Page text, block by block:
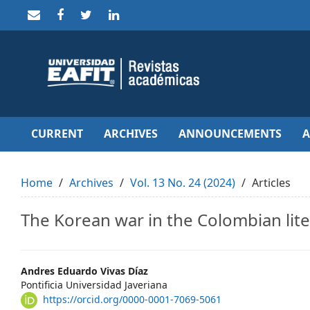
to
Main
Navigation
Content
Sidebar
CURRENT ARCHIVES ANNOUNCEMENTS
Home Archives Vol. 13 No. 24 (2024) Articles
The Korean war in the Colombian
Main
Article
Andres Eduardo Vivas Díaz
Pontificia Universidad Javeriana
https://orcid.org/0000-0001-7069-5061